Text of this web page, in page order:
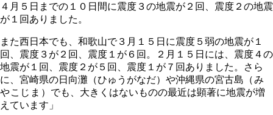
４月５日までの１０日間に震度３の地震が２回、震度２の地震
が１回ありました。
また西日本でも、和歌山で３月１５日に震度５弱の地震が１
回、震度３が２回、震度１が６回。２月１５日には、震度４の
地震が１回、震度２が５回、震度１が７回ありました。さら
に、宮崎県の日向灘（ひゅうがなだ）や沖縄県の宮古島 （み
やこじま） でも、大きくはないものの最近は顕著に地震が増
えています」